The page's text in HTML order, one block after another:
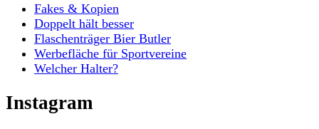
Fakes & Kopien
Doppelt hält besser
Flaschenträger Bier Butler
Werbefläche für Sportvereine
Welcher Halter?
Instagram